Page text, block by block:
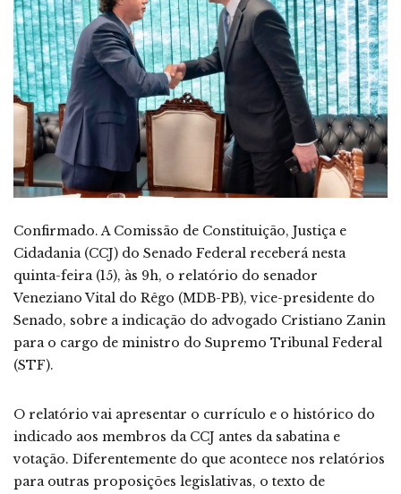
Confirmado. A Comissão de Constituição, Justiça e
Cidadania (CCJ) do Senado Federal receberá nesta
quinta-feira (15), às 9h, o relatório do senador
Veneziano Vital do Rêgo (MDB-PB), vice-presidente do
Senado, sobre a indicação do advogado Cristiano Zanin
para o cargo de ministro do Supremo Tribunal Federal
(STF).
O relatório vai apresentar o currículo e o histórico do
indicado aos membros da CCJ antes da sabatina e
votação. Diferentemente do que acontece nos relatórios
para outras proposições legislativas, o texto de